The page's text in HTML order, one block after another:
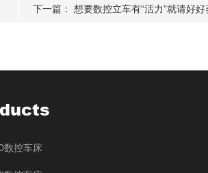
下一篇： 想要数控立车有“活力”就请好好
数控车床